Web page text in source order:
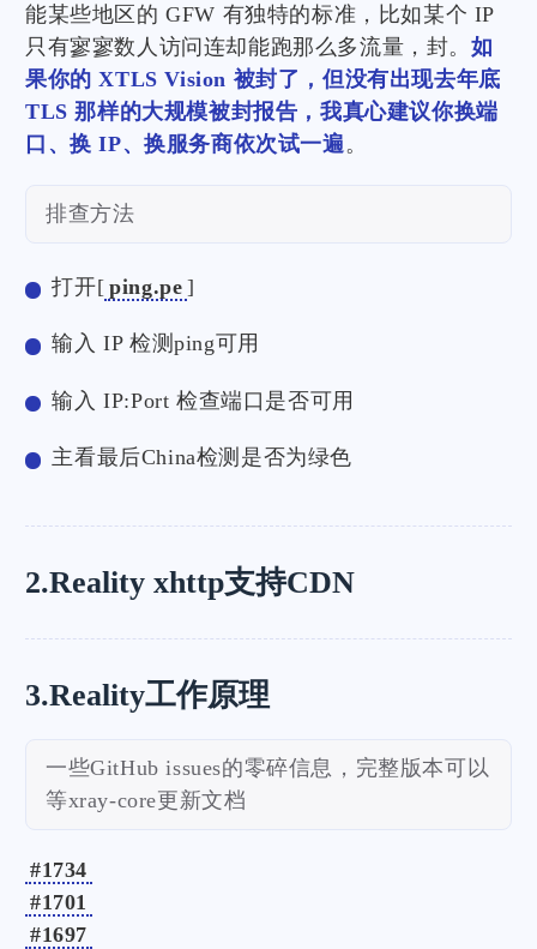
能某些地区的 GFW 有独特的标准，比如某个 IP
只有寥寥数人访问连却能跑那么多流量，封。 如
果你的 XTLS Vision 被封了，但没有出现去年底
TLS 那样的大规模被封报告，我真心建议你换端
口、换 IP、换服务商依次试一遍 。
排查方法
打开[ ping.pe ]
输入 IP 检测ping可用
输入 IP:Port 检查端口是否可用
主看最后China检测是否为绿色
2.Reality xhttp支持CDN
3.Reality工作原理
一些GitHub issues的零碎信息，完整版本可以
等xray-core更新文档
#1734
#1701
#1697